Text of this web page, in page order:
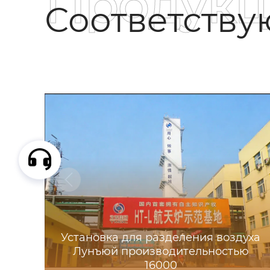
Установка для разделения воздуха
Лунъюй производительностью
16000